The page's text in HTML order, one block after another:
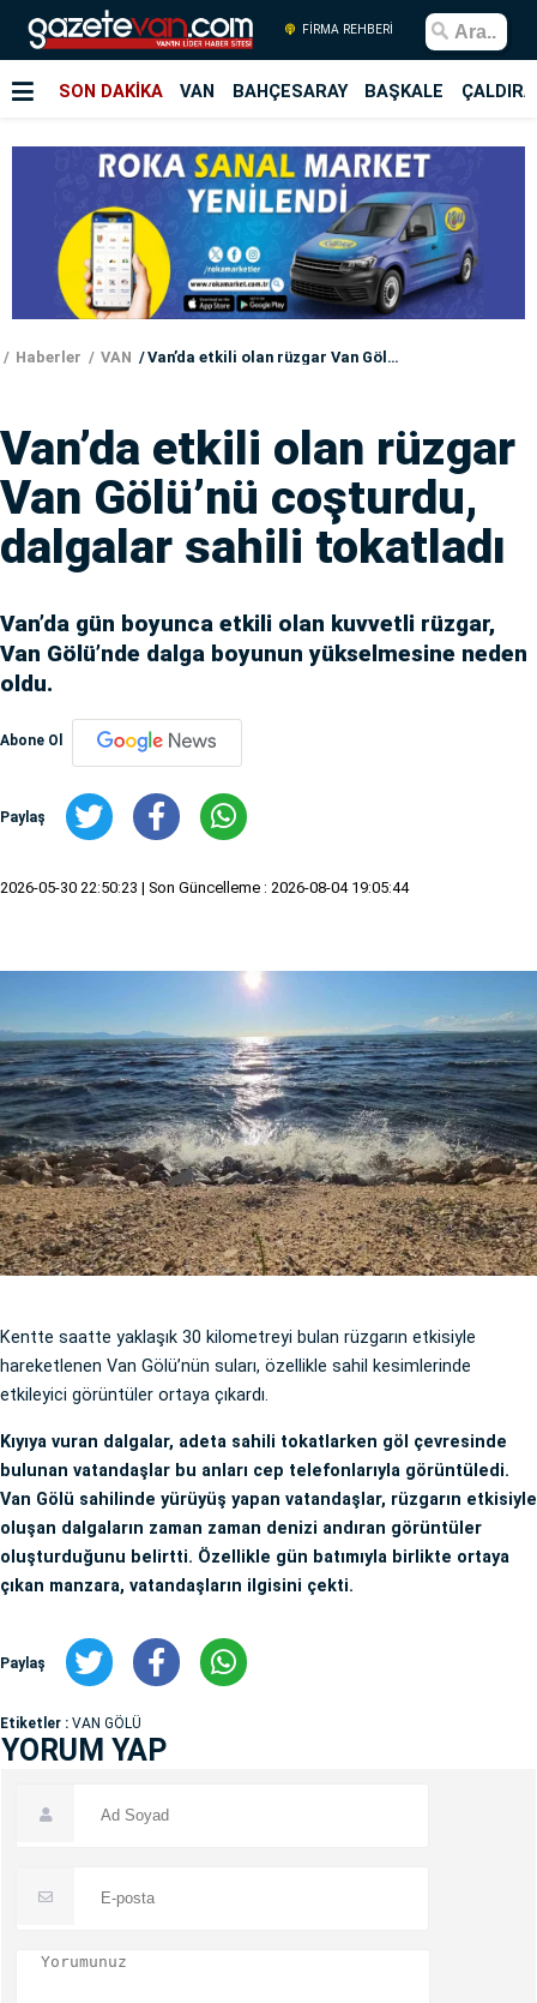
FİRMA REHBERİ
SON DAKİKA VAN BAHÇESARAY BAŞKALE
Haberler VAN Van’da etkili olan rüzgar Van Gölü’nü coşturdu, dalgalar sahili tokatladı
Van’da etkili olan rüzgar
Van Gölü’nü coşturdu,
dalgalar sahili tokatladı
Van’da gün boyunca etkili olan kuvvetli rüzgar,
Van Gölü’nde dalga boyunun yükselmesine neden
oldu.
Abone Ol
Paylaş
2026-05-30 22:50:23 | Son Güncelleme : 2026-08-04 19:05:44
Kentte saatte yaklaşık 30 kilometreyi bulan rüzgarın etkisiyle
hareketlenen Van Gölü’nün suları, özellikle sahil kesimlerinde
etkileyici görüntüler ortaya çıkardı.
Kıyıya vuran dalgalar, adeta sahili tokatlarken göl çevresinde
bulunan vatandaşlar bu anları cep telefonlarıyla görüntüledi.
Van Gölü sahilinde yürüyüş yapan vatandaşlar, rüzgarın etkisiyle
oluşan dalgaların zaman zaman denizi andıran görüntüler
oluşturduğunu belirtti. Özellikle gün batımıyla birlikte ortaya
çıkan manzara, vatandaşların ilgisini çekti.
Paylaş
Etiketler : VAN GÖLÜ
YORUM YAP